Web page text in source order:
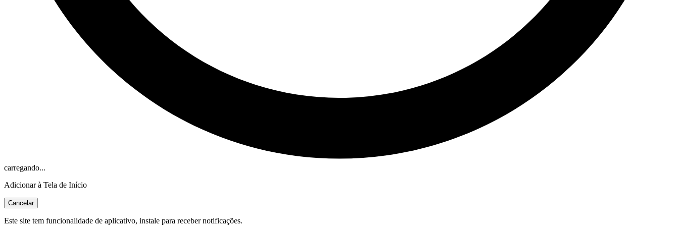
carregando...
Adicionar à Tela de Início
Cancelar
Este site tem funcionalidade de aplicativo, instale para receber notificações.